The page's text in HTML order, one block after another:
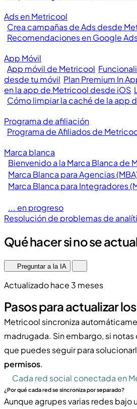
Ads en Metricool
Crea campañas de Ads desde
Recomendaciones en Google
App Móvil
App móvil de Metricool
desde tu móvil Plan Premium In
en la app de Metricool desde iOS
Cómo limpiar la caché de la app
Programa de afiliación
Programa de Afiliados de
Marca blanca
Bienvenido a la Marca Blanca de
Marca Blanca para Agencias
Marca Blanca para Integradores
... en progreso
Resolución de problemas de
Qué hacer si no se
Preguntar a la IA
Actualizado hace 3 meses
Pasos para actualizar
Metricool sincroniza
madrugada. Sin embargo, si
que puedes seguir para
permisos.
Cada red social conectada en
¿Por qué cada red se sincroniza por separado?
Aunque agrupes varias redes